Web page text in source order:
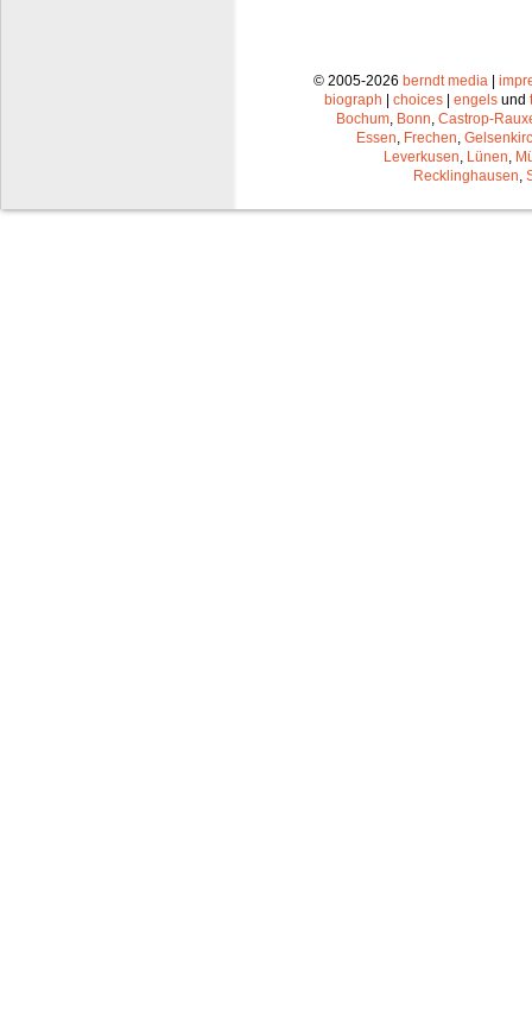
© 2005-2026 berndt media |
biograph | choices | engels und
Bochum Bonn Castrop-
Essen Frechen
Leverkusen Lünen
Recklinghausen